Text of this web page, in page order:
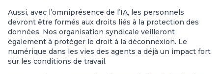
Aussi, avec l’omniprésence de l’IA, les personnels
devront être formés aux droits liés à la protection des
données. Nos organisation syndicale veilleront
également à protéger le droit à la déconnexion. Le
numérique dans les vies des agents a déjà un impact fort
sur les conditions de travail.